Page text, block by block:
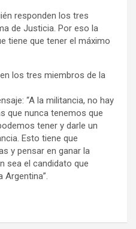
responden los tres
de Justicia. Por eso la
tiene que tener el máximo
los tres miembros de la
“A la militancia, no hay
que nunca tenemos que
tener y darle un
Esto tiene que
y pensar en ganar la
sea el candidato que
Argentina”.